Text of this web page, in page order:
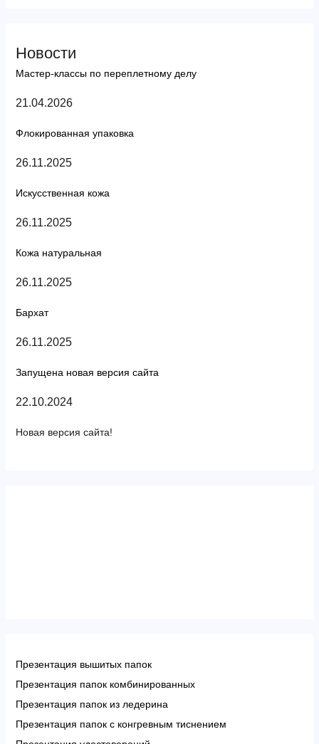
Новости
Мастер-классы по переплетному делу
21.04.2026
Флокированная упаковка
26.11.2025
Искусственная кожа
26.11.2025
Кожа натуральная
26.11.2025
Бархат
26.11.2025
Запущена новая версия сайта
22.10.2024
Новая версия сайта!
Презентация вышитых папок
Презентация папок комбинированных
Презентация папок из ледерина
Презентация папок с конгревным тиснением